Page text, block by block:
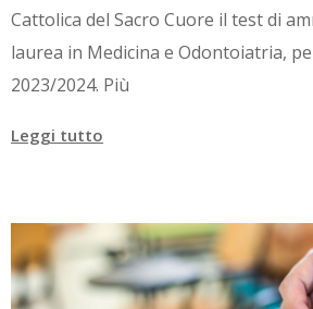
Cattolica del Sacro Cuore il test di
laurea in Medicina e Odontoiatria,
2023/2024. Più
Leggi tutto